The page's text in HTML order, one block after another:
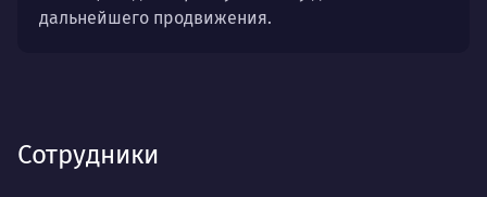
дальнейшего продвижения.
Сотрудники